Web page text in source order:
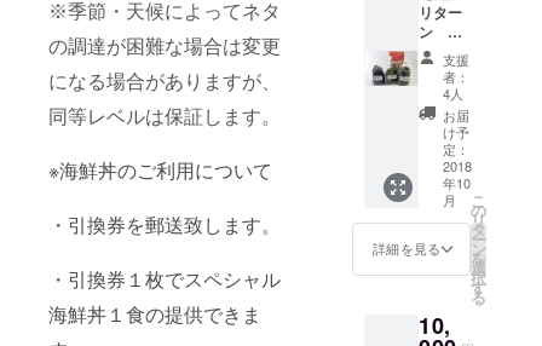
※季節・天候によってネタ
の調達が困難な場合は変更
になる場合がありますが、
同等レベルは保証します。
※海鮮丼のご利用について
・引換券を郵送致します。
・引換券１枚でスペシャル
海鮮丼１食の提供できま
す。 ※
塩蔵く
きワカ
メ３０
０ｇ、
塩蔵ワ
カメ１
００ｇ
です。
変お得
な割引
券の
セット
です。
１会計
につ
き、１
枚ご利
用いた
だけま
す。
リター
ン そ
の２】
店主小
澤が厳
選した
三陸の
海のめ
ぐみ
「海産
物４点
セッ
ト」＆
店主小
澤の手
お礼状
＆、店
支援
者：
4人
お届
け予
定：
2018
年10
月
詳細を見る
こ
の
リ
タ
ー
ン
を
選
択
す
る
10,